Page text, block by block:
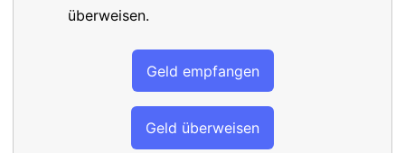
überweisen.
Geld empfangen
Geld überweisen